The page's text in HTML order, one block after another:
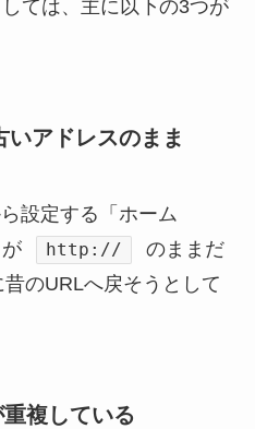
ては、主に以下の3つが
アドレスのまま
設定する「ホーム
http://
のままだ
のURLへ戻そうとして
複している